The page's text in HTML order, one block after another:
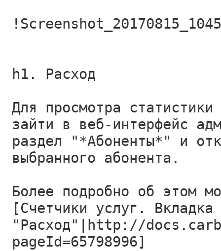
h1. Расход
Для просмотра
зайти в веб-интерфейс
раздел "*Абоненты*" и
выбранного абонента.
Более подробно об этом
[Счетчики услуг. Вкладка
"Расход"|http://
pageId=65798996]